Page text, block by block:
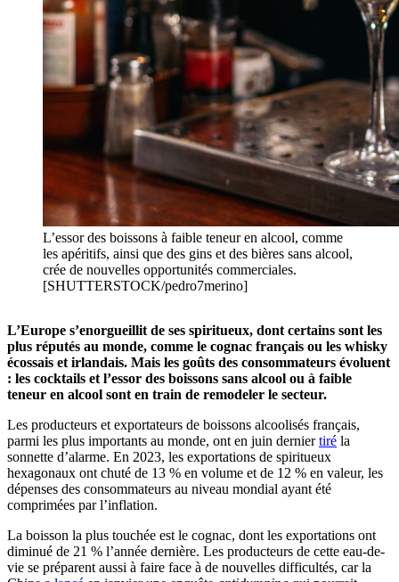
L’essor des boissons à faible teneur en alcool, comme
les apéritifs, ainsi que des gins et des bières sans alcool,
crée de nouvelles opportunités commerciales.
[SHUTTERSTOCK/pedro7merino]
L’Europe s’enorgueillit de ses spiritueux, dont certains sont les
plus réputés au monde, comme le cognac français ou les whisky
écossais et irlandais. Mais les goûts des consommateurs évoluent
: les cocktails et l’essor des boissons sans alcool ou à faible
teneur en alcool sont en train de remodeler le secteur.
Les producteurs et exportateurs de boissons alcoolisés français,
parmi les plus importants au monde, ont en juin derniertiré la
sonnette d’alarme. En 2023, les exportations de spiritueux
hexagonaux ont chuté de 13 % en volume et de 12 % en valeur, les
dépenses des consommateurs au niveau mondial ayant été
comprimées par l’inflation.
La boisson la plus touchée est le cognac, dont les exportations ont
diminué de 21 % l’année dernière. Les producteurs de cette eau-de-
vie se préparent aussi à faire face à de nouvelles difficultés, car la